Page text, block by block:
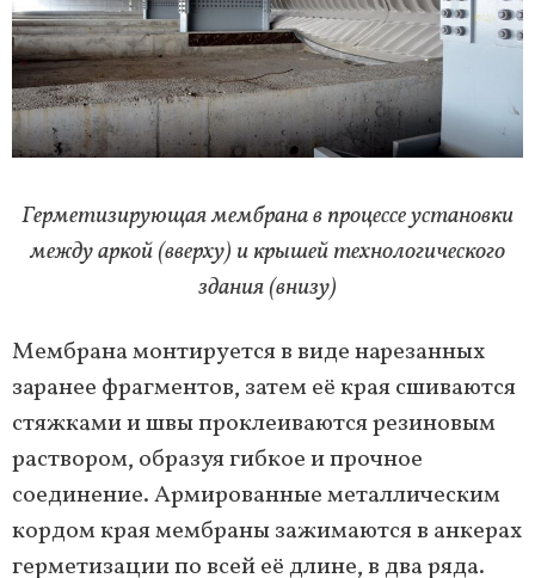
Герметизирующая мембрана в процессе установки
между аркой (вверху) и крышей технологического
здания (внизу)
Мембрана монтируется в виде нарезанных
заранее фрагментов, затем её края сшиваются
стяжками и швы проклеиваются резиновым
раствором, образуя гибкое и прочное
соединение. Армированные металлическим
кордом края мембраны зажимаются в анкерах
герметизации по всей её длине, в два ряда.